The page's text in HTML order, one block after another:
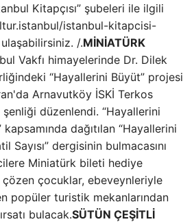
Kitapçısı” şubeleri ile ilgili
istanbul-kitapcisi-
/.MİNİATÜRK
Vakfı himayelerinde Dr. Dilek
“Hayallerini Büyüt” projesi
Arnavutköy İSKİ Terkos
düzenlendi. “Hayallerini
dağıtılan “Hayallerini
Sayısı” dergisinin bulmacasını
Miniatürk bileti hediye
çözen çocuklar, ebeveynleriyle
popüler turistik mekanlarından
bulacak.SÜTÜN ÇEŞİTLİ